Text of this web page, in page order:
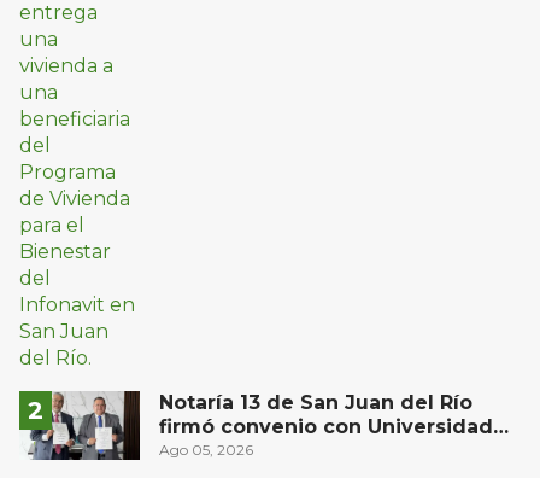
Notaría 13 de San Juan del Río
firmó convenio con Universidad
Privada del Bajío para recibir
Ago 05, 2026